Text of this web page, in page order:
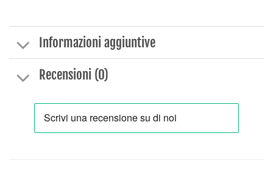
Informazioni aggiuntive
Recensioni (0)